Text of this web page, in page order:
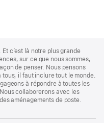
c’est là notre plus grande
sur ce que nous sommes,
de penser. Nous pensons
il faut inclure tout le monde.
à répondre à toutes les
collaborerons avec les
aménagements de poste.